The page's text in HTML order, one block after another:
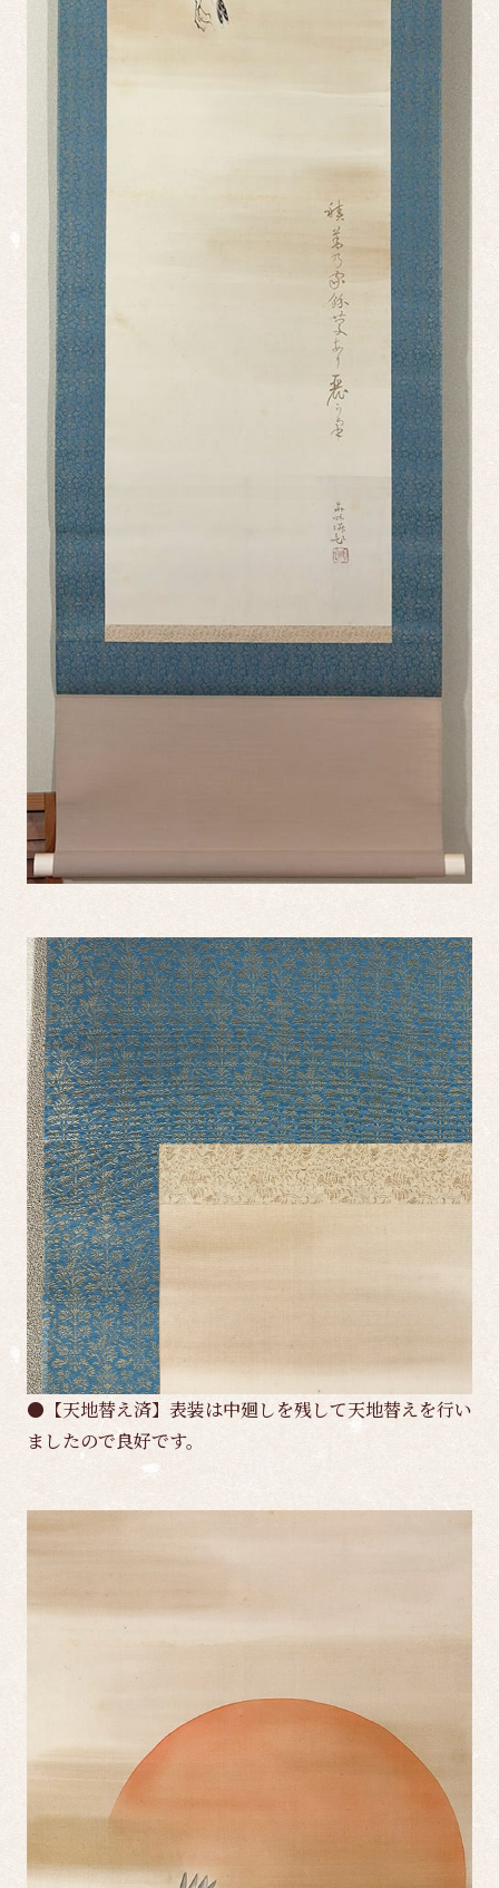
●【天地替え済】表装は中廻しを残して天地替えを行い
ましたので良好です。